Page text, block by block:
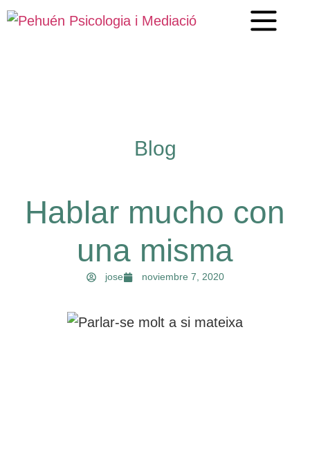
Blog
Hablar mucho con
una misma
jose noviembre 7, 2020